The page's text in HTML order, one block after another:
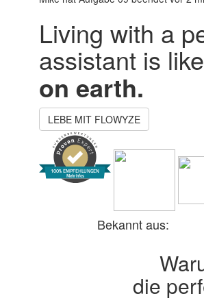
Living with a
assistant is like
on earth.
LEBE MIT FLOWYZE
100% EMPFEHLUNGEN
Mehr Infos
Bekannt aus:
die